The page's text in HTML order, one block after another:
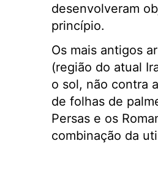
desenvolveram
princípio.
Os mais antigos
(região do atual
o sol, não contra
de folhas de
Persas e os
combinação da